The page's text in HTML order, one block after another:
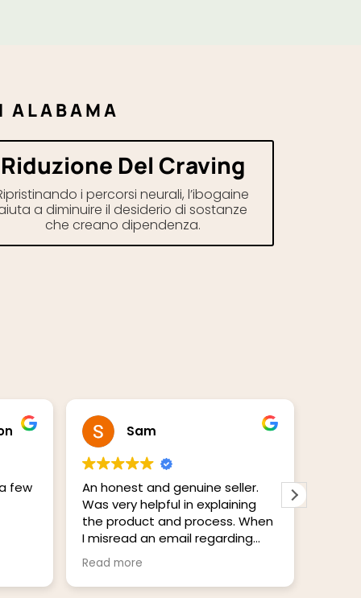
ALABAMA
Riduzione Del Craving
i percorsi neurali, l’ibogaine
a diminuire il desiderio di sostanze
che creano dipendenza.
few
Sam
An honest and genuine seller.
Was very helpful in explaining
the product and process. When
I misread an email regarding
customs rules, the seller
refunded my purchase in full. I
cannot rate this company high
Read more